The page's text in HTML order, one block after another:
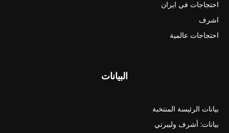
احتجاجات في ايران
اشرف
احتجاجات عالمية
البيانات
بيانات الرئيسة المنتخبة
بيانات: أشرف وليبرتي